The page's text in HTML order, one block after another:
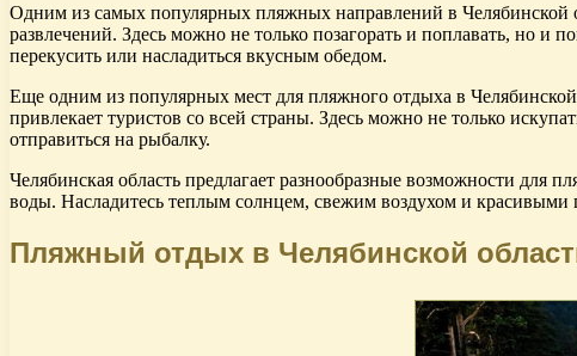
Одним из самых популярных пляжных направлений в Челябинской
развлечений. Здесь можно не только позагорать и поплавать, но и
перекусить или насладиться вкусным обедом.
Еще одним из популярных мест для пляжного отдыха в Челябинской
привлекает туристов со всей страны. Здесь можно не только
отправиться на рыбалку.
Челябинская область предлагает разнообразные возможности для
воды. Насладитесь теплым солнцем, свежим воздухом и
Пляжный отдых в Челябинской